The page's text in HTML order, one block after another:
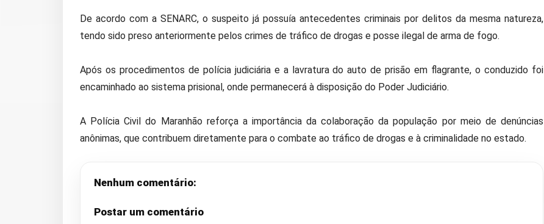
De acordo com a SENARC, o suspeito já possuía antecedentes criminais por delitos da mesma natureza,
tendo sido preso anteriormente pelos crimes de tráfico de drogas e posse ilegal de arma de fogo.
Após os procedimentos de polícia judiciária e a lavratura do auto de prisão em flagrante, o conduzido foi
encaminhado ao sistema prisional, onde permanecerá à disposição do Poder Judiciário.
A Polícia Civil do Maranhão reforça a importância da colaboração da população por meio de denúncias
anônimas, que contribuem diretamente para o combate ao tráfico de drogas e à criminalidade no estado.
Nenhum comentário:
Postar um comentário